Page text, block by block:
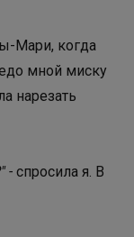
Мари, когда
мной миску
нарезать
- спросила я. В